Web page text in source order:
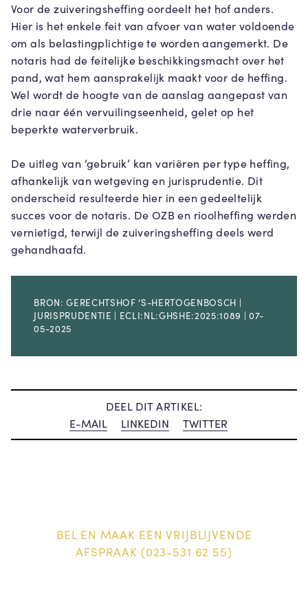
Voor de zuiveringsheffing oordeelt het hof anders.
Hier is het enkele feit van afvoer van water voldoende
om als belastingplichtige te worden aangemerkt. De
notaris had de feitelijke beschikkingsmacht over het
pand, wat hem aansprakelijk maakt voor de heffing.
Wel wordt de hoogte van de aanslag aangepast van
drie naar één vervuilingseenheid, gelet op het
beperkte waterverbruik.
De uitleg van ‘gebruik’ kan variëren per type heffing,
afhankelijk van wetgeving en jurisprudentie. Dit
onderscheid resulteerde hier in een gedeeltelijk
succes voor de notaris. De OZB en rioolheffing werden
vernietigd, terwijl de zuiveringsheffing deels werd
gehandhaafd.
BRON: GERECHTSHOF ‘S-HERTOGENBOSCH |
JURISPRUDENTIE | ECLI:NL:GHSHE:2025:1089 | 07-
05-2025
DEEL DIT ARTIKEL:
E-MAIL
LINKEDIN TWITTER
BEL EN MAAK EEN VRIJBLIJVENDE
AFSPRAAK (023-531 62 55)